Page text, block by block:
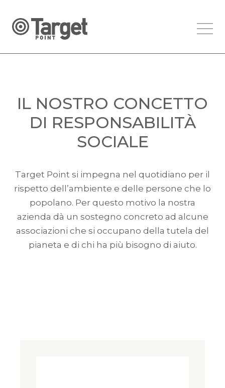
IL NOSTRO CONCETTO
DI RESPONSABILITÀ
SOCIALE
Target Point si impegna nel quotidiano per il
rispetto dell’ambiente e delle persone che lo
popolano. Per questo motivo la nostra
azienda dà un sostegno concreto ad alcune
associazioni che si occupano della tutela del
pianeta e di chi ha più bisogno di aiuto.